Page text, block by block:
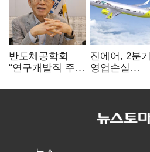
반도체공학회
“연구개발직 주
개선해야”
진에어, 2분기
영업손실
상승 여파